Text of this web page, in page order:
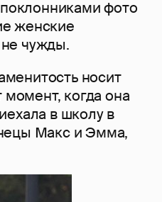
фото
женские
не чужды.
носит
когда она
в школу в
Макс и Эмма,